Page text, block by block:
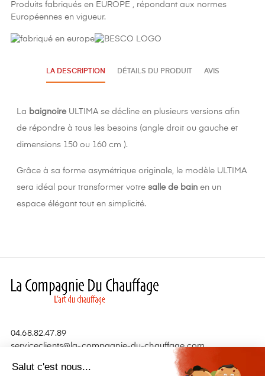
Produits fabriqués en EUROPE , répondant aux normes
Européennes en vigueur.
LA DESCRIPTION DÉTAILS DU PRODUIT AVIS
La baignoireULTIMA se décline en plusieurs versions afin
de répondre à tous les besoins (angle droit ou gauche et
dimensions 150 ou 160 cm ).
Grâce à sa forme asymétrique originale, le modèle ULTIMA
sera idéal pour transformer votre salle de bain en un
espace élégant tout en simplicité.
04.68.82.47.89
serviceclients@la-compagnie-du-chauffage.com
Salut c'est nous...